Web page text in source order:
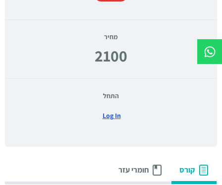
מחיר
2100
התחל
Log In
קורס חומרי עזר